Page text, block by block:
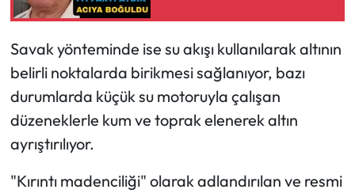
Savak yönteminde ise su akışı kullanılarak altının
belirli noktalarda birikmesi sağlanıyor, bazı
durumlarda küçük su motoruyla çalışan
düzeneklerle kum ve toprak elenerek altın
ayrıştırılıyor.
"Kırıntı madenciliği" olarak adlandırılan ve resmi